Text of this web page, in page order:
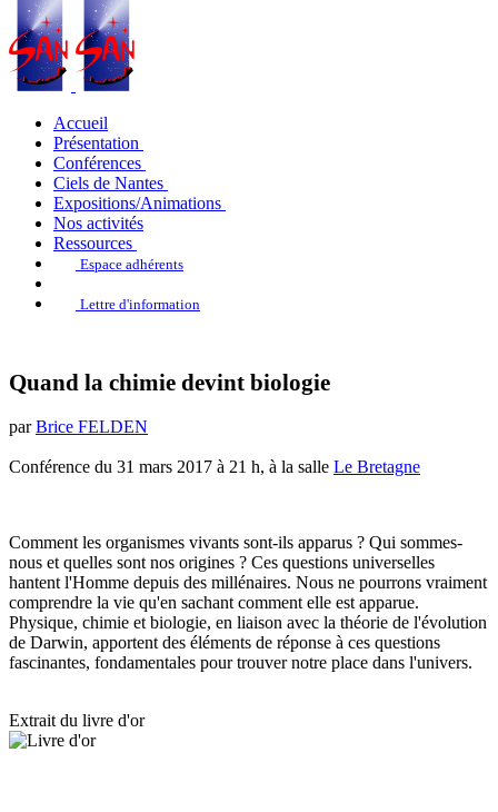
Accueil
Présentation
Conférences
Ciels de Nantes
Expositions/Animations
Nos activités
Ressources
Espace adhérents
Lettre d'information
Quand la chimie devint biologie
parBrice FELDEN
Conférence du 31 mars 2017 à 21 h, à la salle Le Bretagne
Comment les organismes vivants sont-ils apparus ? Qui sommes-
nous et quelles sont nos origines ? Ces questions universelles
hantent l'Homme depuis des millénaires. Nous ne pourrons vraiment
comprendre la vie qu'en sachant comment elle est apparue.
Physique, chimie et biologie, en liaison avec la théorie de l'évolution
de Darwin, apportent des éléments de réponse à ces questions
fascinantes, fondamentales pour trouver notre place dans l'univers.
Extrait du livre d'or